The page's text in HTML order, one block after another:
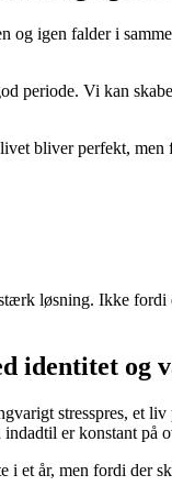
igen falder i
periode. Vi kan
bliver perfekt,
løsning. Ikke
identitet og
stresspres, et
er konstant på
år, men fordi der